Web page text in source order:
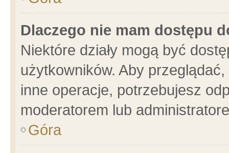
Dlaczego nie mam dostępu
Niektóre działy mogą być
użytkowników. Aby
inne operacje, potrzebujesz
moderatorem lub
Góra